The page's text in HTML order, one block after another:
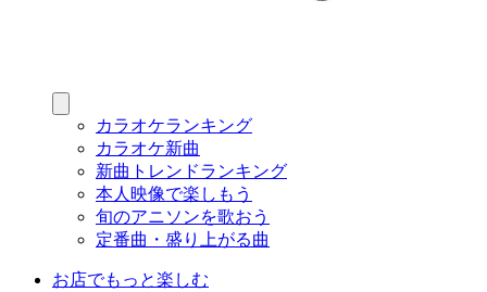
カラオケランキング
カラオケ新曲
新曲トレンドランキング
本人映像で楽しもう
旬のアニソンを歌おう
定番曲・盛り上がる曲
お店でもっと楽しむ